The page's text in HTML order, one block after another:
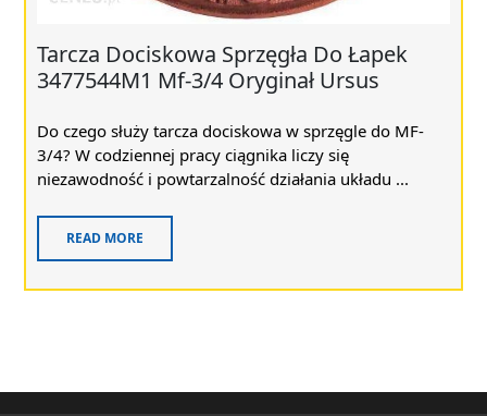
Tarcza Dociskowa Sprzęgła Do Łapek
3477544M1 Mf-3/4 Oryginał Ursus
Do czego służy tarcza dociskowa w sprzęgle do MF-
3/4? W codziennej pracy ciągnika liczy się
niezawodność i powtarzalność działania układu ...
READ MORE